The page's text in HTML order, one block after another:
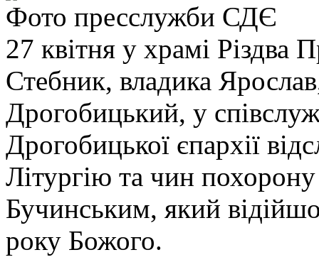
Фото пресслужби СДЄ
27 квітня у храмі Різдва
Стебник, владика
Дрогобицький, у
Дрогобицької єпархії
Літургію та чин
Бучинським, який
року Божого.